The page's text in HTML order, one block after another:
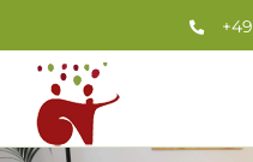
Inhalt
springen